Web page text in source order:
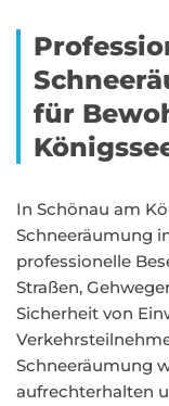
für
In Schönau am
Schneeräumung
professionelle
Straßen,
Sicherheit von
Schneeräumung
aufrechterhalten